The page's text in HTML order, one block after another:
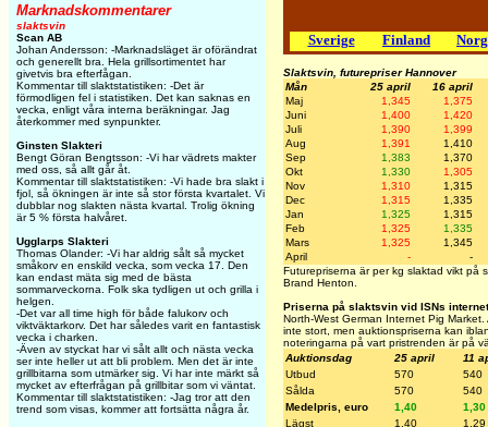
Marknadskommentarer
slaktsvin
Scan AB
Johan Andersson: -Marknadsläget är oförändrat
och generellt bra. Hela grillsortimentet har
givetvis bra efterfågan.
Kommentar till slaktstatistiken: -Det är
förmodligen fel i statistiken. Det kan saknas en
vecka, enligt våra interna beräkningar. Jag
återkommer med synpunkter.
Ginsten Slakteri
Bengt Göran Bengtsson: -Vi har vädrets makter
med oss, så allt går åt.
Kommentar till slaktstatistiken: -Vi hade bra slakt i
fjol, så ökningen är inte så stor första kvartalet. Vi
dubblar nog slakten nästa kvartal. Trolig ökning
är 5 % första halvåret.
Ugglarps Slakteri
Thomas Olander: -Vi har aldrig sålt så mycket
småkorv en enskild vecka, som vecka 17. Den
kan endast mäta sig med de bästa
sommarveckorna. Folk ska tydligen ut och grilla i
helgen.
-Det var all time high för både falukorv och
viktväktarkorv. Det har således varit en fantastisk
vecka i charken.
-Även av styckat har vi sålt allt och nästa vecka
ser inte heller ut att bli problem. Men det är inte
grillbitarna som utmärker sig. Vi har inte märkt så
mycket av efterfrågan på grillbitar som vi väntat.
Kommentar till slaktstatistiken: -Jag tror att den
trend som visas, kommer att fortsätta några år.
Sverige Finland
Slaktsvin, futurepriser Hannover
Mån
25 april
16 april
Maj
1,345
1,375
Juni
1,400
1,420
Juli
1,390
1,399
Aug
1,391
1,410
Sep
1,383
1,370
Okt
1,330
1,305
Nov
1,310
1,315
Dec
1,315
1,335
Jan
1,325
1,315
Feb
1,325
1,335
Mars
1,325
1,345
April
-
-
Futurepriserna är per kg slaktad vikt på
Brand Henton.
Priserna på slaktsvin vid ISNs
North-West German Internet Pig
inte stort, men auktionspriserna kan
noteringarna på vart pristrenden är på
Auktionsdag
25 april
11
Utbud
570
540
Sålda
570
540
Medelpris, euro
1,40
1,30
Lägst
1,40
1,29